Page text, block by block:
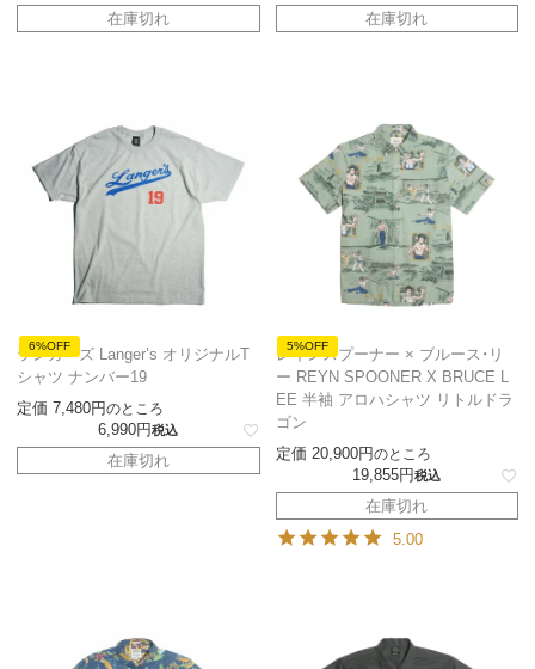
在庫切れ 在庫切れ
6%OFF
ランガーズ Langer’s オリジナルT
シャツ ナンバー19
定価 7,480 のところ
6,990 税込
在庫切れ
5%OFF
レインスプーナー × ブルース・リ
ー REYN SPOONER X BRUCE L
EE 半袖 アロハシャツ リトルドラ
ゴン
定価 20,900 のところ
19,855 税込
在庫切れ
5.00